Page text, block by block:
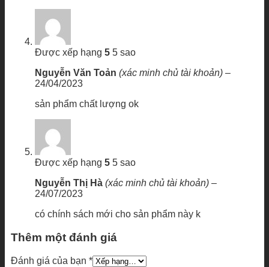
Được xếp hạng 5 5 sao
Nguyễn Văn Toản (xác minh chủ tài khoản) –
24/04/2023
sản phẩm chất lượng ok
Được xếp hạng 5 5 sao
Nguyễn Thị Hà (xác minh chủ tài khoản) –
24/07/2023
có chính sách mới cho sản phẩm này k
Thêm một đánh giá
Đánh giá của bạn *